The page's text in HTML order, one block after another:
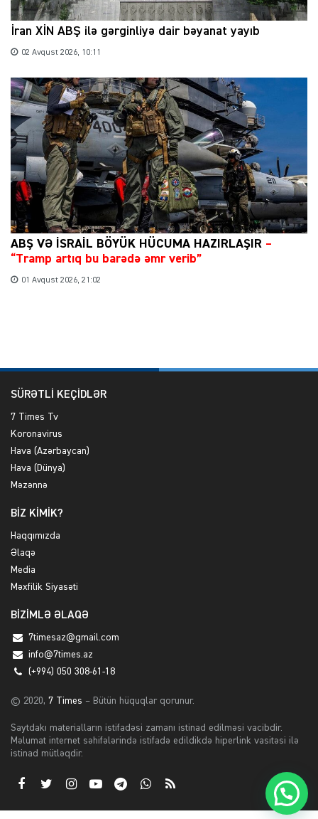
İran XİN ABŞ ilə gərginliyə dair bəyanat yayıb
02 Avqust 2026, 10:11
ABŞ VƏ İSRAİL BÖYÜK HÜCUMA HAZIRLAŞIR –
“Tramp artıq bu barədə əmr verib”
01 Avqust 2026, 21:02
SÜRƏTLİ KEÇİDLƏR
7 Times Tv
Koronavirus
Hava (Azərbaycan)
Hava (Dünya)
Məzənnə
BİZ KİMİK?
Haqqımızda
Əlaqə
Media
Məxfilik Siyasəti
BİZİMLƏ ƏLAQƏ
7timesaz@gmail.com
info@7times.az
(+994) 050 308-61-18
© 2020, 7 Times – Bütün hüquqlar qorunur.
Saytdakı materialların istifadəsi zamanı istinad edilməsi vacibdir.
Məlumat internet səhifələrində istifadə edildikdə hiperlink vasitəsi ilə
istinad mütləqdir.